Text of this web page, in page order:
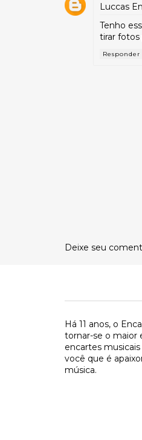
Luccas
Tenho
tirar fotos
Responder
Deixe seu
Há 11 anos, o
tornar-se o maior
encartes
você que é
música.